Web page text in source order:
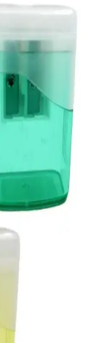
yapısı ve
kolay ve ekonomik bir
Kalemtıraş
modellerinin
karşılaştırması.
burada.
700G Ofis ve
kalemtıraş
ofis ve okul ortamları
kullanım sağlar, kalem
ve her ortamda
Ofis ve Günlük
tasarımıyla
ve Kalem
Aksesuar